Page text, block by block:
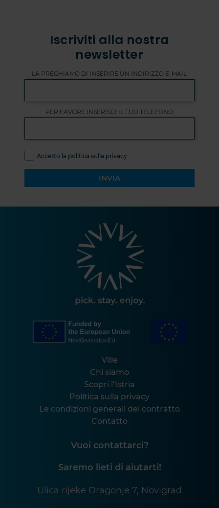
Iscriviti alla nostra
newsletter
LA PREGHIAMO DI INSERIRE UN INDIRIZZO E-MAIL
PER FAVORE INSERISCI IL TUO TELEFONO
Accetto la politica sulla privacy
INVIA
Ville
Chi siamo
Scopri l’Istria
Politica sulla privacy
Le condizioni generali del contratto
Contatto
Vuoi contattarci?
Saremo lieti di aiutarti!
Ulica rijeke Dragonje 7, Novigrad